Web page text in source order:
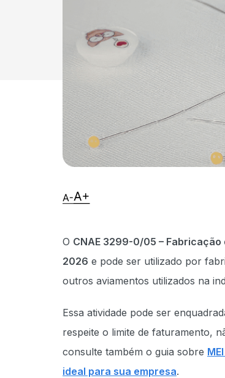
O CNAE 3299-0/05 –
2026 e pode ser utilizado por
outros aviamentos utilizados na
Essa atividade pode ser
respeite o limite de faturamento,
consulte também o guia sobre
ideal para sua empresa.